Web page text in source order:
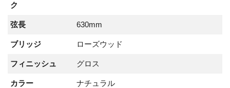
ク
弦長 630mm
ブリッジ ローズウッド
フィニッシュ グロス
カラー ナチュラル